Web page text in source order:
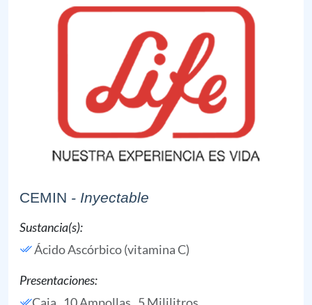
CEMIN - Inyectable
Sustancia(s):
Ácido Ascórbico (vitamina C)
Presentaciones:
Caja , 10 Ampollas , 5 Mililitros